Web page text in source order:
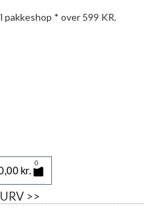
pakkeshop * over 599 KR.
kr.
0
>>